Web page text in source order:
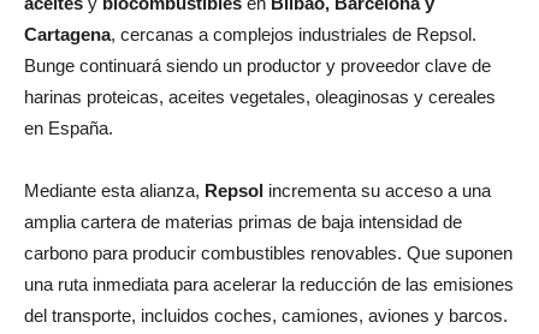
Cartagena, cercanas a complejos industriales de Repsol.
Bunge continuará siendo un productor y proveedor clave de
harinas proteicas, aceites vegetales, oleaginosas y cereales
en España.
Mediante esta alianza, Repsol incrementa su acceso a una
amplia cartera de materias primas de baja intensidad de
carbono para producir combustibles renovables. Que suponen
una ruta inmediata para acelerar la reducción de las emisiones
del transporte, incluidos coches, camiones, aviones y barcos.